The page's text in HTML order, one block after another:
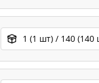
1 (1 шт) / 140 (140